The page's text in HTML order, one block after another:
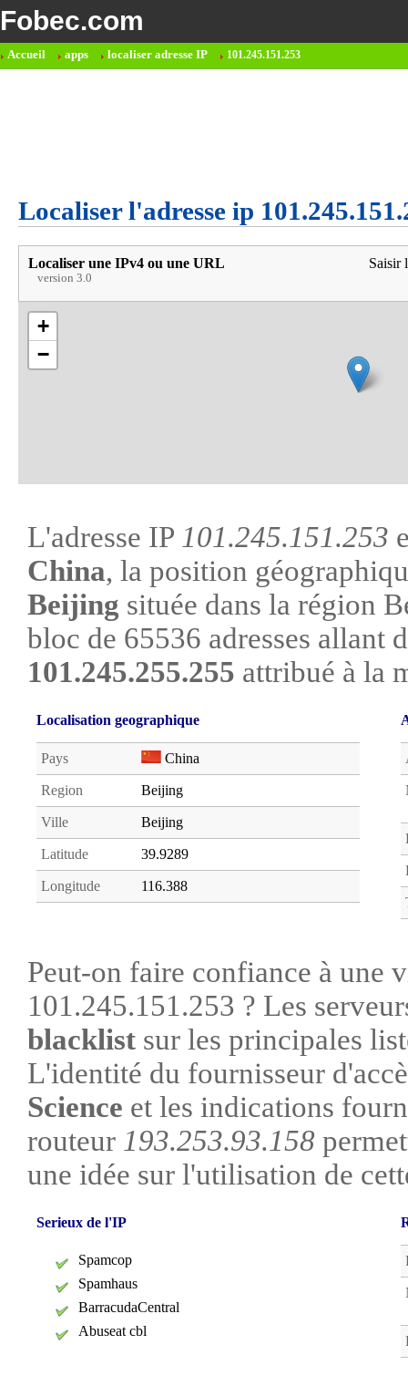
Fobec.com
Accueil apps localiser adresse IP 101.245.151.253
Localiser l'adresse ip
Localiser une IPv4 ou une URL
version 3.0
Saisir
+
−
L'adresse IP 101.245.151.253
China, la position
Beijing située dans la région
bloc de 65536 adresses allant
101.245.255.255 attribué à la
Localisation geographique
Pays China
Region Beijing
Ville Beijing
Latitude 39.9289
Longitude 116.388
Peut-on faire confiance à une
101.245.151.253 ? Les
blacklist sur les principales
L'identité du fournisseur
Science et les indications
routeur 193.253.93.158
une idée sur l'utilisation de
Serieux de l'IP
Spamcop
Spamhaus
BarracudaCentral
Abuseat cbl